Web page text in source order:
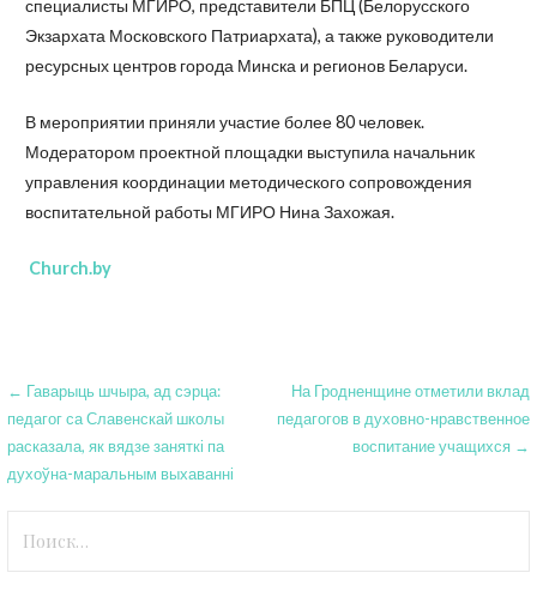
специалисты МГИРО, представители БПЦ (Белорусского
Экзархата Московского Патриархата), а также руководители
ресурсных центров города Минска и регионов Беларуси.
В мероприятии приняли участие более 80 человек.
Модератором проектной площадки выступила начальник
управления координации методического сопровождения
воспитательной работы МГИРО Нина Захожая.
Church.by
Навигация
по
записям
← Гаварыць шчыра, ад сэрца:
педагог са Славенскай школы
расказала, як вядзе заняткі па
духоўна-маральным выхаванні
На Гродненщине отметили вклад
педагогов в духовно-нравственное
воспитание учащихся →